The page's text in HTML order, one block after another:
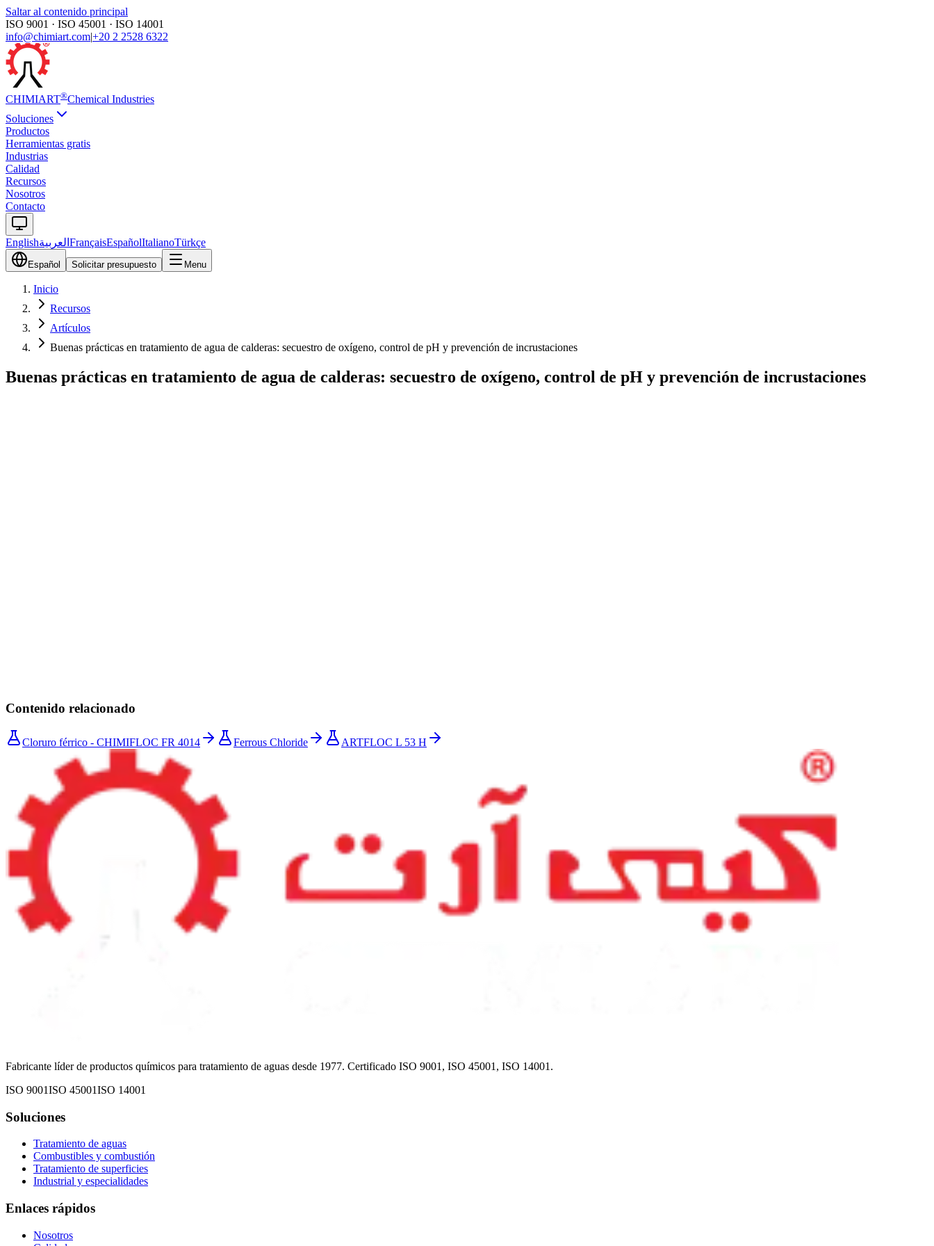
Saltar al contenido principal
ISO 9001 · ISO 45001 · ISO 14001
info@chimiart.com|+20 2 2528 6322
CHIMIART®Chemical Industries
Soluciones
Productos
Herramientas gratis
Industrias
Calidad
Recursos
Nosotros
Contacto
Englishالعربية FrançaisEspañolItalianoTürkçe
Español Solicitar presupuesto Menu
Inicio
Recursos
Artículos
Buenas prácticas en tratamiento de agua de calderas: secuestro de oxígeno, control de pH y prevención de incrustaciones
Buenas prácticas en tratamiento de agua de calderas: secuestro de oxígeno, control de pH y prevención de incrustaciones
Contenido relacionado
Cloruro férrico - CHIMIFLOC FR 4014 Ferrous Chloride ARTFLOC L 53 H
Fabricante líder de productos químicos para tratamiento de aguas desde 1977. Certificado ISO 9001, ISO 45001, ISO 14001.
ISO 9001ISO 45001ISO 14001
Soluciones
Tratamiento de aguas
Combustibles y combustión
Tratamiento de superficies
Industrial y especialidades
Enlaces rápidos
Nosotros